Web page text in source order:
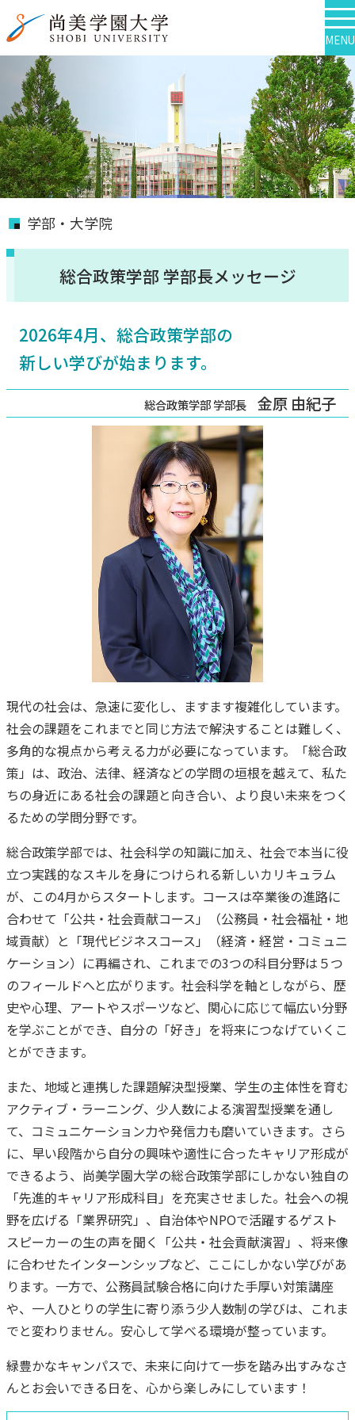
MENU
学部・大学院
総合政策学部 学部長メッセージ
2026年4月、総合政策学部の
新しい学びが始まります。
総合政策学部 学部長 金原 由紀子
現代の社会は、急速に変化し、ますます複雑化しています。
社会の課題をこれまでと同じ方法で解決することは難しく、
多角的な視点から考える力が必要になっています。「総合政
策」は、政治、法律、経済などの学問の垣根を越えて、私た
ちの身近にある社会の課題と向き合い、より良い未来をつく
るための学問分野です。
総合政策学部では、社会科学の知識に加え、社会で本当に役
立つ実践的なスキルを身につけられる新しいカリキュラム
が、この4月からスタートします。コースは卒業後の進路に
合わせて「公共・社会貢献コース」（公務員・社会福祉・地
域貢献）と「現代ビジネスコース」（経済・経営・コミュニ
ケーション）に再編され、これまでの3つの科目分野は５つ
のフィールドへと広がります。社会科学を軸としながら、歴
史や心理、アートやスポーツなど、関心に応じて幅広い分野
を学ぶことができ、自分の「好き」を将来につなげていくこ
とができます。
また、地域と連携した課題解決型授業、学生の主体性を育む
アクティブ・ラーニング、少人数による演習型授業を通し
て、コミュニケーション力や発信力も磨いていきます。さら
に、早い段階から自分の興味や適性に合ったキャリア形成が
できるよう、尚美学園大学の総合政策学部にしかない独自の
「先進的キャリア形成科目」を充実させました。社会への視
野を広げる「業界研究」、自治体やNPOで活躍するゲスト
スピーカーの生の声を聞く「公共・社会貢献演習」、将来像
に合わせたインターンシップなど、ここにしかない学びがあ
ります。一方で、公務員試験合格に向けた手厚い対策講座
や、一人ひとりの学生に寄り添う少人数制の学びは、これま
でと変わりません。安心して学べる環境が整っています。
緑豊かなキャンパスで、未来に向けて一歩を踏み出すみなさ
んとお会いできる日を、心から楽しみにしています！